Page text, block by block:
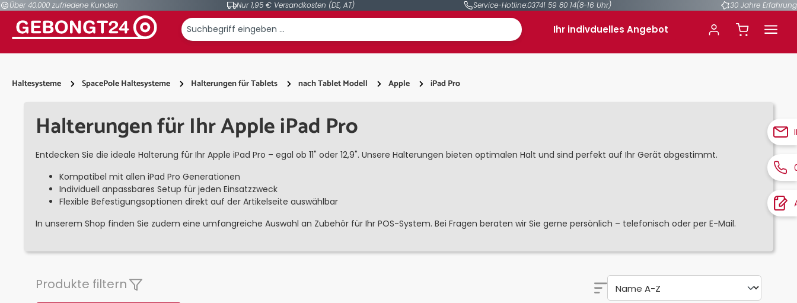
Zur Hauptnavigation springen
Über 40.000 zufriedene Kunden Nur 1,95 € Versandkosten (DE, AT) Service-Hotline:03741 59 80 14(8-16 Uhr) 30 Jahre Erfahrung
Ihr indivduelles Angebot
Haltesysteme SpacePole Haltesysteme Halterungen für Tablets nach Tablet Modell Apple iPad Pro
Halterungen für Ihr Apple iPad Pro
Entdecken Sie die ideale Halterung für Ihr Apple iPad Pro – egal ob 11" oder 12,9". Unsere Halterungen bieten optimalen Halt und sind perfekt auf Ihr Gerät abgestimmt.
Kompatibel mit allen iPad Pro Generationen
Individuell anpassbares Setup für jeden Einsatzzweck
Flexible Befestigungsoptionen direkt auf der Artikelseite auswählbar
In unserem Shop finden Sie zudem eine umfangreiche Auswahl an Zubehör für Ihr POS-System. Bei Fragen beraten wir Sie gerne persönlich – telefonisch oder per E-Mail.
Produkte filtern